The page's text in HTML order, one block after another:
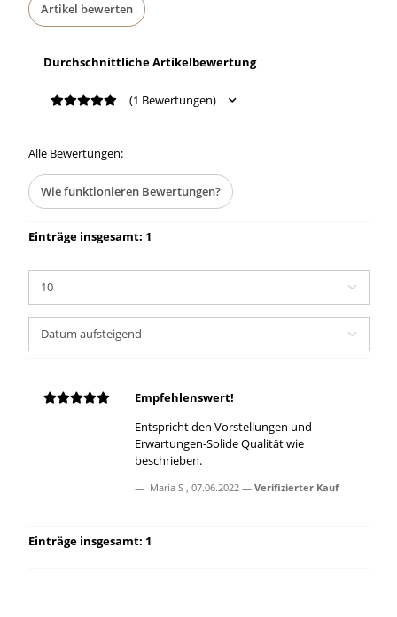
Durchschnittliche Artikelbewertung
(1 Bewertungen)
Artikel bewerten
Alle Bewertungen:
Wie funktionieren Bewertungen?
Einträge insgesamt: 1
Empfehlenswert!
Entspricht den Vorstellungen und
Erwartungen-Solide Qualität wie
beschrieben.
Maria S , 07.06.2022 Verifizierter Kauf
Einträge insgesamt: 1